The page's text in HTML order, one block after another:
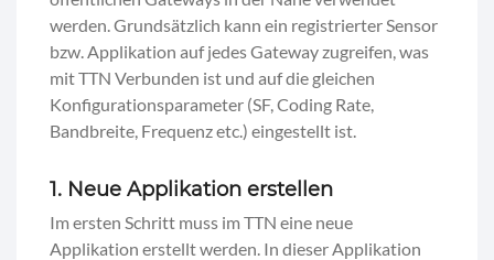
werden. Grundsätzlich kann ein registrierter Sensor
bzw. Applikation auf jedes Gateway zugreifen, was
mit TTN Verbunden ist und auf die gleichen
Konfigurationsparameter (SF, Coding Rate,
Bandbreite, Frequenz etc.) eingestellt ist.
1. Neue Applikation erstellen
Im ersten Schritt muss im TTN eine neue
Applikation erstellt werden. In dieser Applikation